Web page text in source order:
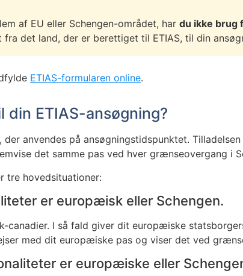
af EU eller Schengen-området, har du ikke brug
det land, der er berettiget til ETIAS, til din
ETIAS-formularen online.
ETIAS-ansøgning?
anvendes på ansøgningstidspunktet.
det samme pas ved hver grænseovergang i
tre hovedsituationer:
er europæisk eller Schengen.
canadier. I så fald giver dit europæiske
med dit europæiske pas og viser det ved
er europæiske eller